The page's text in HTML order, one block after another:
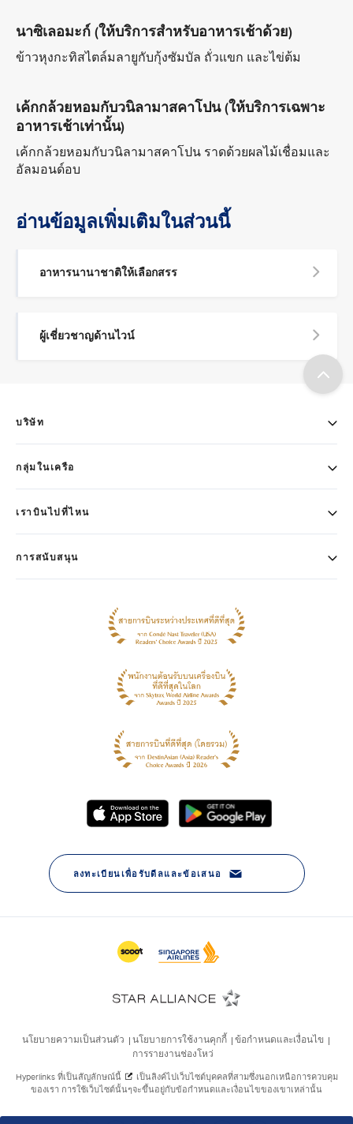
นาซิเลอมะก์ (ให้บริการสำหรับอาหารเช้าด้วย)
ข้าวหุงกะทิสไตล์มลายูกับกุ้งซัมบัล ถั่วแขก และไข่ต้ม
เค้กกล้วยหอมกับวนิลามาสคาโปน (ให้บริการเฉพาะ
อาหารเช้าเท่านั้น)
เค้กกล้วยหอมกับวนิลามาสคาโปน ราดด้วยผลไม้เชื่อมและ
อัลมอนด์อบ
อ่านข้อมูลเพิ่มเติมในส่วนนี้
อาหารนานาชาติให้เลือกสรร
ผู้เชี่ยวชาญด้านไวน์